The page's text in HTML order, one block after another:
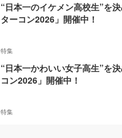
“日本一のイケメン高校生”を
ターコン2026」開催中！
特集
“日本一かわいい女子高生”を
コン2026」開催中！
特集